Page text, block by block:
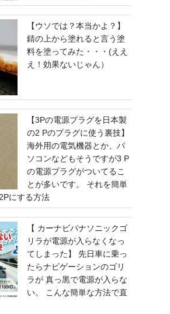
【ウソでは？本当かよ？】
錆の上から塗れると言う塗
料を塗ってみた・・・(ええ
え！効果ないじゃん）
【3Pの電源プラグを日本製
の2 Pのプラグに使う裏技】
海外用の電気機器とか、パ
ソコンなどもそうですが3 P
の電源プラグがついてるこ
とが多いです。 それを簡単
にする方法
【 カーナビパナソニックゴ
リラが電源が入らなくなっ
てしまった】 先日車に乗っ
たらナビゲーションのゴリ
ラが 真っ黒で電源が入らな
い。 こんな簡単な方法で直